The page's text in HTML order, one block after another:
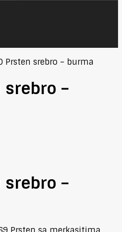
Prsten srebro – burma
–
–